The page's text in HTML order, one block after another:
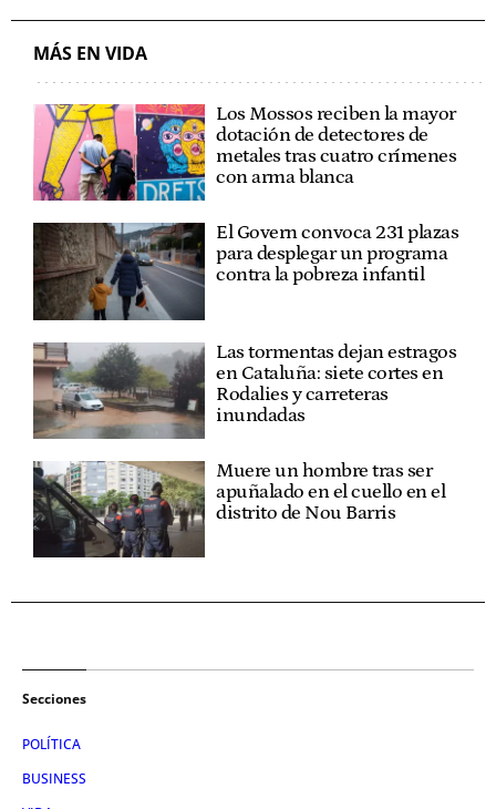
MÁS EN VIDA
Los Mossos reciben la mayor
dotación de detectores de
metales tras cuatro crímenes
con arma blanca
El Govern convoca 231 plazas
para desplegar un programa
contra la pobreza infantil
Las tormentas dejan estragos
en Cataluña: siete cortes en
Rodalies y carreteras
inundadas
Muere un hombre tras ser
apuñalado en el cuello en el
distrito de Nou Barris
Secciones
POLÍTICA
BUSINESS